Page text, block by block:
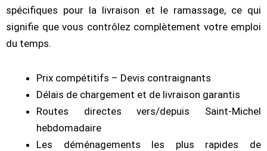
spécifiques pour la livraison et le ramassage, ce qui
signifie que vous contrôlez complètement votre emploi
du temps.
Prix compétitifs – Devis contraignants
Délais de chargement et de livraison garantis
Routes directes vers/depuis Saint-Michel
hebdomadaire
Les déménagements les plus rapides de